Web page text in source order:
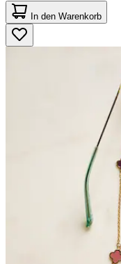
von
5
Sternen.
2
In den Warenkorb